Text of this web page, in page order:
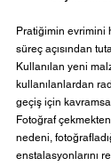
Pratiğimin evrimini
süreç açısından
Kullanılan yeni
kullanılanlardan
geçiş için
Fotoğraf
nedeni,
enstalasyonlarını